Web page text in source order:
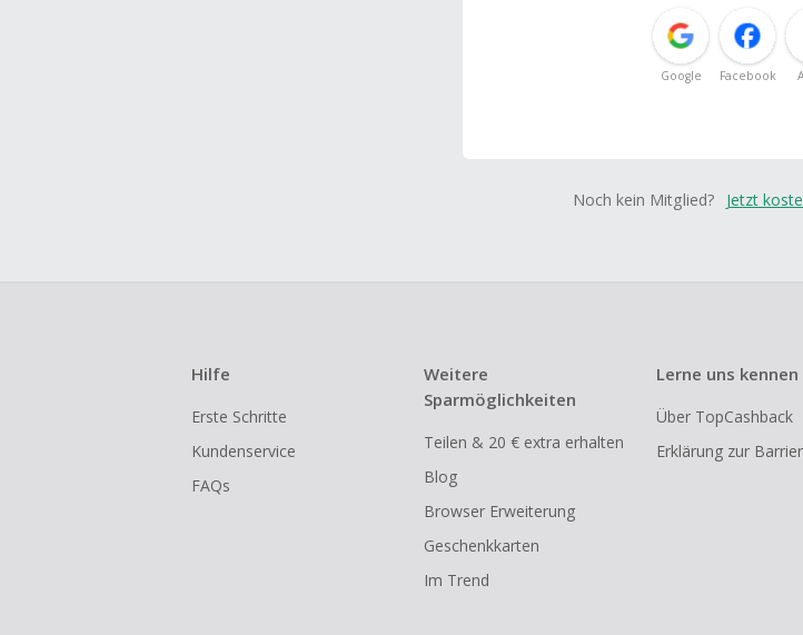
Google Facebook
Noch kein Mitglied? Jetzt
Hilfe
Erste Schritte
Kundenservice
FAQs
Weitere
Sparmöglichkeiten
Teilen & 20 € extra erhalten
Blog
Browser Erweiterung
Geschenkkarten
Im Trend
Lerne uns kennen
Über TopCashback
Erklärung zur